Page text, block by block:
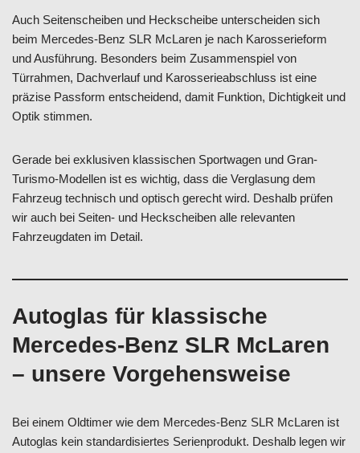
Auch Seitenscheiben und Heckscheibe unterscheiden sich
beim Mercedes-Benz SLR McLaren je nach Karosserieform
und Ausführung. Besonders beim Zusammenspiel von
Türrahmen, Dachverlauf und Karosserieabschluss ist eine
präzise Passform entscheidend, damit Funktion, Dichtigkeit und
Optik stimmen.
Gerade bei exklusiven klassischen Sportwagen und Gran-
Turismo-Modellen ist es wichtig, dass die Verglasung dem
Fahrzeug technisch und optisch gerecht wird. Deshalb prüfen
wir auch bei Seiten- und Heckscheiben alle relevanten
Fahrzeugdaten im Detail.
Autoglas für klassische
Mercedes-Benz SLR McLaren
– unsere Vorgehensweise
Bei einem Oldtimer wie dem Mercedes-Benz SLR McLaren ist
Autoglas kein standardisiertes Serienprodukt. Deshalb legen wir